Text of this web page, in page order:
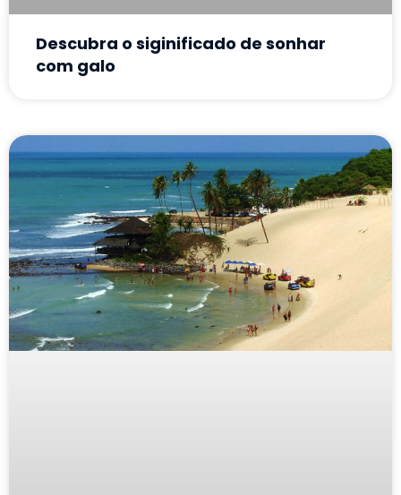
Descubra o siginificado de sonhar
com galo